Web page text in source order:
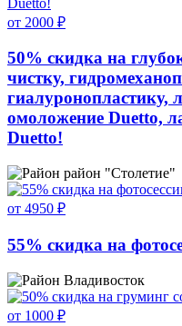
от 2000 ₽
50% скидка на
чистку,
гиалуронопластику,
омоложение Duetto,
Duetto!
район "Столетие"
от 4950 ₽
55% скидка на
Владивосток
от 1000 ₽